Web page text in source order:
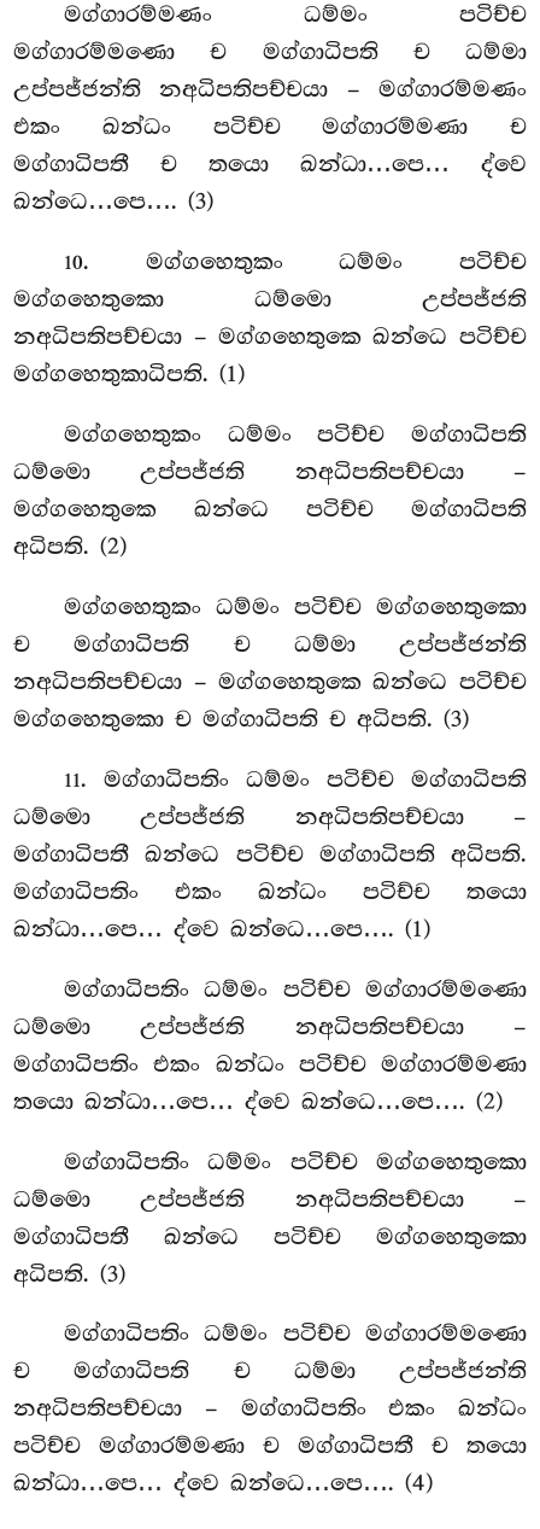
මග්ගාරම්මණං ධම්මං පටිච්ච
මග්ගාරම්මණො ච මග්ගාධිපති ච ධම්මා
උප්පජ්ජන්ති නඅධිපතිපච්චයා – මග්ගාරම්මණං
එකං ඛන්ධං පටිච්ච මග්ගාරම්මණා ච
මග්ගාධිපතී ච තයො ඛන්ධා…පෙ… ද්වෙ
ඛන්ධෙ…පෙ…. (3)
10. මග්ගහෙතුකං ධම්මං පටිච්ච
මග්ගහෙතුකො ධම්මො උප්පජ්ජති
නඅධිපතිපච්චයා – මග්ගහෙතුකෙ ඛන්ධෙ පටිච්ච
මග්ගහෙතුකාධිපති. (1)
මග්ගහෙතුකං ධම්මං පටිච්ච මග්ගාධිපති
ධම්මො උප්පජ්ජති නඅධිපතිපච්චයා –
මග්ගහෙතුකෙ ඛන්ධෙ පටිච්ච මග්ගාධිපති
අධිපති. (2)
මග්ගහෙතුකං ධම්මං පටිච්ච මග්ගහෙතුකො
ච මග්ගාධිපති ච ධම්මා උප්පජ්ජන්ති
නඅධිපතිපච්චයා – මග්ගහෙතුකෙ ඛන්ධෙ පටිච්ච
මග්ගහෙතුකො ච මග්ගාධිපති ච අධිපති. (3)
11. මග්ගාධිපතිං ධම්මං පටිච්ච මග්ගාධිපති
ධම්මො උප්පජ්ජති නඅධිපතිපච්චයා –
මග්ගාධිපතී ඛන්ධෙ පටිච්ච මග්ගාධිපති අධිපති.
මග්ගාධිපතිංඑකං ඛන්ධං පටිච්ච තයො
ඛන්ධා…පෙ… ද්වෙ ඛන්ධෙ…පෙ…. (1)
මග්ගාධිපතිං ධම්මං පටිච්ච මග්ගාරම්මණො
ධම්මො උප්පජ්ජති නඅධිපතිපච්චයා –
මග්ගාධිපතිං එකං ඛන්ධං පටිච්ච මග්ගාරම්මණා
තයො ඛන්ධා…පෙ… ද්වෙ ඛන්ධෙ…පෙ…. (2)
මග්ගාධිපතිං ධම්මං පටිච්ච මග්ගහෙතුකො
ධම්මො උප්පජ්ජති නඅධිපතිපච්චයා –
මග්ගාධිපතී ඛන්ධෙ පටිච්ච මග්ගහෙතුකො
අධිපති. (3)
මග්ගාධිපතිං ධම්මං පටිච්ච මග්ගාරම්මණො
ච මග්ගාධිපති ච ධම්මා උප්පජ්ජන්ති
නඅධිපතිපච්චයා – මග්ගාධිපතිං එකං ඛන්ධං
පටිච්ච මග්ගාරම්මණා ච මග්ගාධිපතී ච තයො
ඛන්ධා…පෙ… ද්වෙ ඛන්ධෙ…පෙ…. (4)